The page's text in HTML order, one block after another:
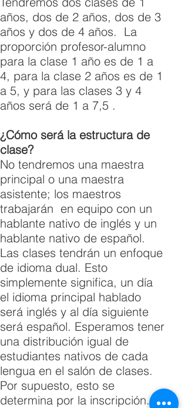
años, dos de 2 años, dos de 3
años y dos de 4 años. La
proporción profesor-alumno
para la clase 1 año es de 1 a
4, para la clase 2 años es de 1
a 5, y para las clases 3 y 4
años será de 1 a 7,5 .
¿Cómo será la estructura de
clase?
No tendremos una maestra
principal o una maestra
asistente; los maestros
trabajarán en equipo con un
hablante nativo de inglés y un
hablante nativo de español.
Las clases tendrán un enfoque
de idioma dual. Esto
simplemente significa, un día
el idioma principal hablado
será inglés y al día siguiente
será español. Esperamos tener
una distribución igual de
estudiantes nativos de cada
lengua en el salón de clases.
Por supuesto, esto se
determina por la inscripción.